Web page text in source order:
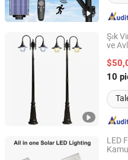
Şık
ve
10
Ddk Tech Elecfacility
Jiangsu, China
LED
Nanjing Lealite Industry